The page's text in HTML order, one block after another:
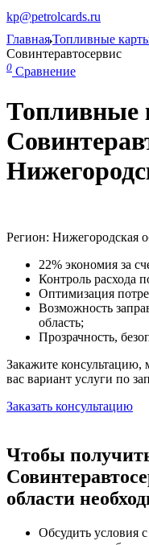
kp@petrolcards.ru
ГлавнаяТопливные
Совинтеравтосервис
0 Сравнение
Топливные
Регион: Нижегородская
22% экономия за
Контроль расхода
Оптимизация
Возможность
область;
Прозрачность,
Закажите
вас вариант услуги по
Заказать консультацию
Чтобы
области
Обсудить условия